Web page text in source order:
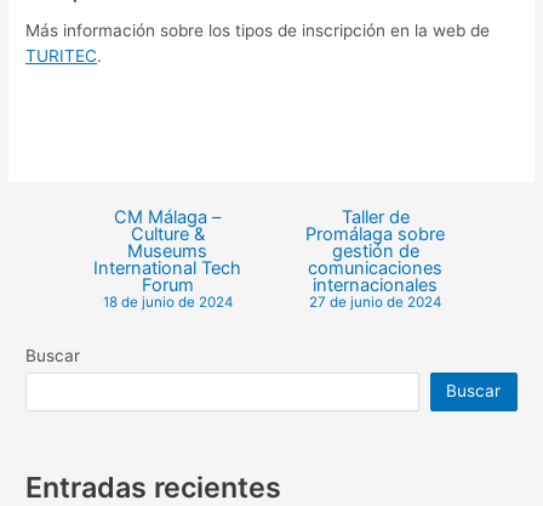
Más información sobre los tipos de inscripción en la web de
TURITEC.
CM Málaga –
Culture &
Museums
International Tech
Forum
18 de junio de 2024
Taller de
Promálaga sobre
gestión de
comunicaciones
internacionales
27 de junio de 2024
Buscar
Buscar
Entradas recientes